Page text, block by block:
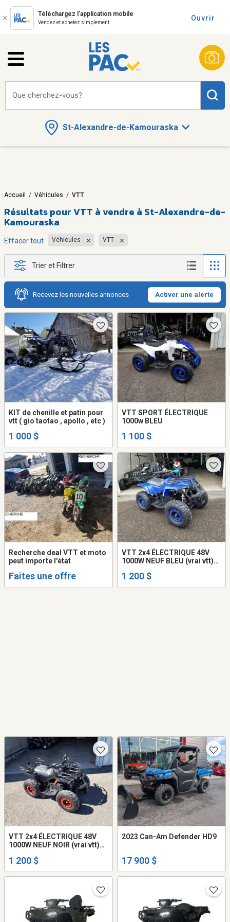
Téléchargez l'application mobile
Vendez et achetez simplement
Ouvrir
St-Alexandre-de-Kamouraska
Que cherchez-vous?
Accueil / Véhicules / VTT
Résultats pourVTT à vendre à St-Alexandre-de-
Kamouraska
Effacer tout Véhicules VTT
Trier et Filtrer
Recevez les nouvelles annonces Activer une alerte
KIT de chenille et patin pour
vtt ( gio taotao , apollo , etc )
1 000 $
VTT SPORT ÉLECTRIQUE
1000w BLEU
1 100 $
Recherche deal VTT et moto
peut importe l'état
Faites une offre
VTT 2x4 ÉLECTRIQUE 48V
1000W NEUF BLEU (vrai vtt)
1 200 $
VTT 2x4 ÉLECTRIQUE 48V
1000W NEUF NOIR (vrai vtt)
1 200 $
2023 Can-Am Defender HD9
17 900 $